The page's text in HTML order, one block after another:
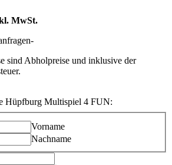
MwSt.
sind Abholpreise und inklusive der
Hüpfburg Multispiel 4 FUN:
Vorname
Nachname